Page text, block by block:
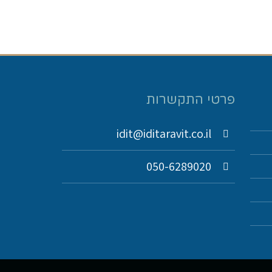
פרטי התקשרות
idit@iditaravit.co.il
050-6289020